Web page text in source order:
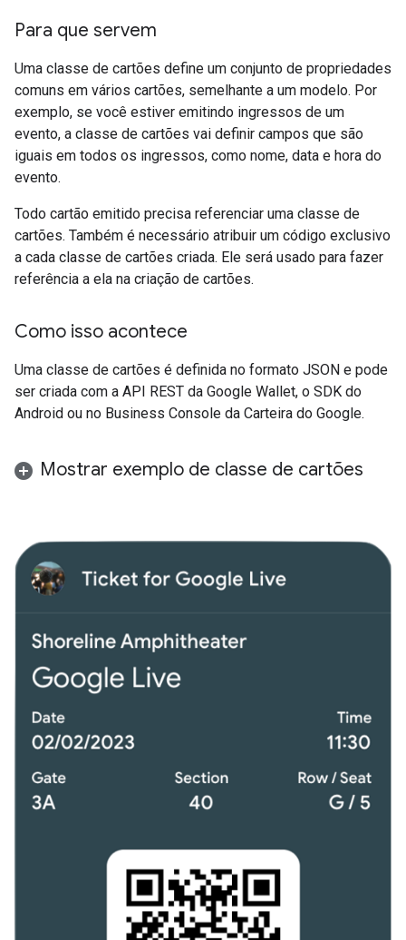
Para que servem
Uma classe de cartões define um conjunto de propriedades
comuns em vários cartões, semelhante a um modelo. Por
exemplo, se você estiver emitindo ingressos de um
evento, a classe de cartões vai definir campos que são
iguais em todos os ingressos, como nome, data e hora do
evento.
Todo cartão emitido precisa referenciar uma classe de
cartões. Também é necessário atribuir um código exclusivo
a cada classe de cartões criada. Ele será usado para fazer
referência a ela na criação de cartões.
Como isso acontece
Uma classe de cartões é definida no formato JSON e pode
ser criada com a API REST da Google Wallet, o SDK do
Android ou no Business Console da Carteira do Google.
Mostrar exemplo de classe de cartões